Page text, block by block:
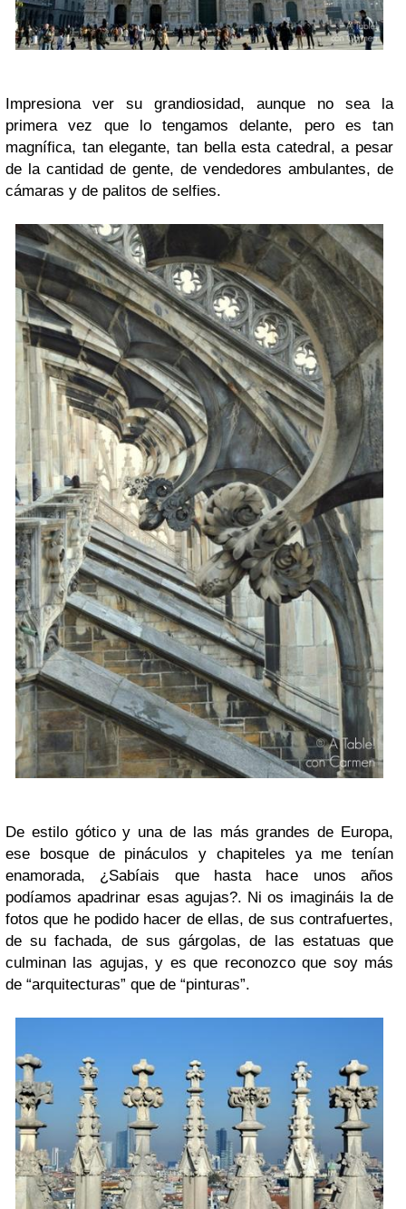
Impresiona ver su grandiosidad, aunque no sea la
primera vez que lo tengamos delante, pero es tan
magnífica, tan elegante, tan bella esta catedral, a pesar
de la cantidad de gente, de vendedores ambulantes, de
cámaras y de palitos de selfies.
De estilo gótico y una de las más grandes de Europa,
ese bosque de pináculos y chapiteles ya me tenían
enamorada, ¿Sabíais que hasta hace unos años
podíamos apadrinar esas agujas?. Ni os imagináis la de
fotos que he podido hacer de ellas, de sus contrafuertes,
de su fachada, de sus gárgolas, de las estatuas que
culminan las agujas, y es que reconozco que soy más
de “arquitecturas” que de “pinturas”.